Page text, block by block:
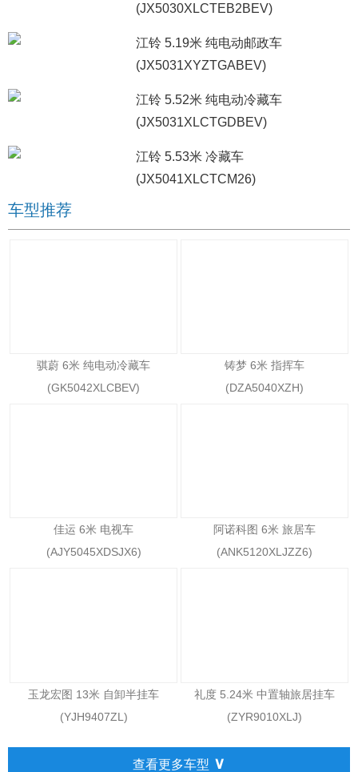
(JX5030XLCTEB2BEV)
江铃 5.19米 纯电动邮政车
(JX5031XYZTGABEV)
江铃 5.52米 纯电动冷藏车
(JX5031XLCTGDBEV)
江铃 5.53米 冷藏车
(JX5041XLCTCM26)
车型推荐
骐蔚 6米 纯电动冷藏车
(GK5042XLCBEV)
铸梦 6米 指挥车
(DZA5040XZH)
佳运 6米 电视车
(AJY5045XDSJX6)
阿诺科图 6米 旅居车
(ANK5120XLJZZ6)
玉龙宏图 13米 自卸半挂车
(YJH9407ZL)
礼度 5.24米 中置轴旅居挂车
(ZYR9010XLJ)
查看更多车型 ∨